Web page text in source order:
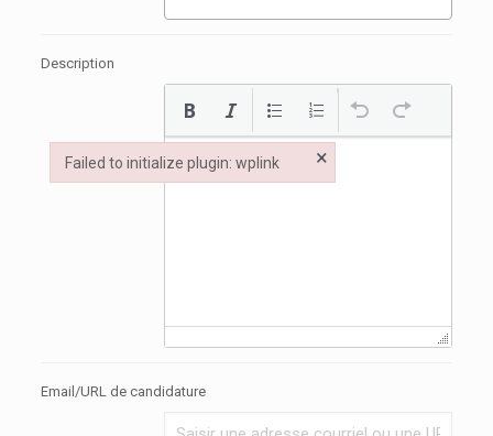
Description
Email/URL de candidature
Failed to initialize plugin: wplink ×
Failed to initialize plugin: wplink